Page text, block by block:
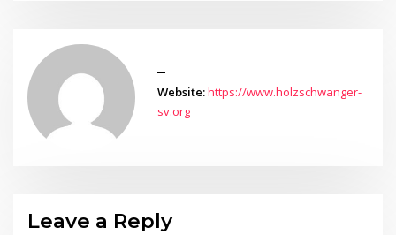
_
Website:https://www.holzschwanger-
sv.org
Leave a Reply